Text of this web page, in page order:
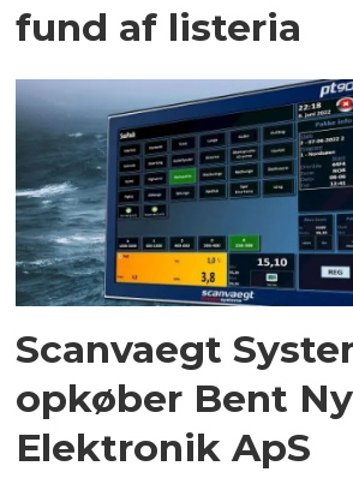
fund af listeria
Scanvaegt
opkøber Bent
Elektronik ApS